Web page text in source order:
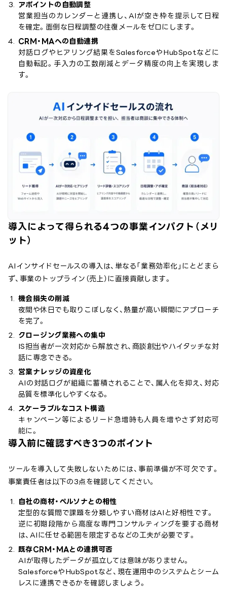
アポイントの自動調整
営業担当のカレンダーと連携し、AIが空き枠を提示して日程
を確定。面倒な日程調整の往復メールをゼロにします。
CRM・MAへの自動連携
対話ログやヒアリング結果をSalesforceやHubSpotなどに
自動転記。手入力の工数削減とデータ精度の向上を実現しま
す。
導入によって得られる4つの事業インパクト（メリ
ット）
AIインサイドセールスの導入は、単なる「業務効率化」にとどまら
ず、事業のトップライン（売上）に直接貢献します。
機会損失の削減
夜間や休日でも取りこぼしなく、熱量が高い瞬間にアプローチ
を完了。
クロージング業務への集中
IS担当者が一次対応から解放され、商談創出やハイタッチな対
話に専念できる。
営業ナレッジの資産化
AIの対話ログが組織に蓄積されることで、属人化を抑え、対応
品質を標準化しやすくなる。
スケーラブルなコスト構造
キャンペーン等によるリード急増時も人員を増やさず対応可
能に。
導入前に確認すべき3つのポイント
ツールを導入して失敗しないためには、事前準備が不可欠です。
事業責任者は以下の3点を確認してください。
自社の商材・ペルソナとの相性
定型的な質問で課題を分類しやすい商材はAIと好相性です。
逆に初期段階から高度な専門コンサルティングを要する商材
は、AIに任せる範囲を限定するなどの工夫が必要です。
既存CRM・MAとの連携可否
AIが取得したデータが孤立しては意味がありません。
SalesforceやHubSpotなど、現在運用中のシステムとシーム
レスに連携できるかを確認しましょう。